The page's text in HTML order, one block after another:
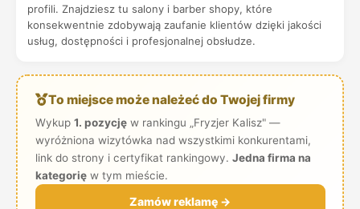
profili. Znajdziesz tu salony i barber shopy, które
konsekwentnie zdobywają zaufanie klientów dzięki jakości
usług, dostępności i profesjonalnej obsłudze.
To miejsce może należeć do Twojej firmy
Wykup 1. pozycjęw rankingu „Fryzjer Kalisz" —
wyróżniona wizytówka nad wszystkimi konkurentami,
link do strony i certyfikat rankingowy. Jedna firma na
kategorięw tym mieście.
Zamów reklamę →